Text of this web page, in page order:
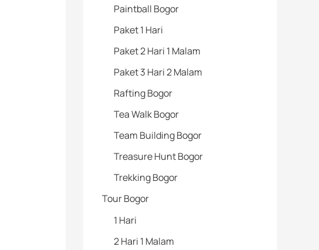
Paintball Bogor
Paket 1 Hari
Paket 2 Hari 1 Malam
Paket 3 Hari 2 Malam
Rafting Bogor
Tea Walk Bogor
Team Building Bogor
Treasure Hunt Bogor
Trekking Bogor
Tour Bogor
1 Hari
2 Hari 1 Malam